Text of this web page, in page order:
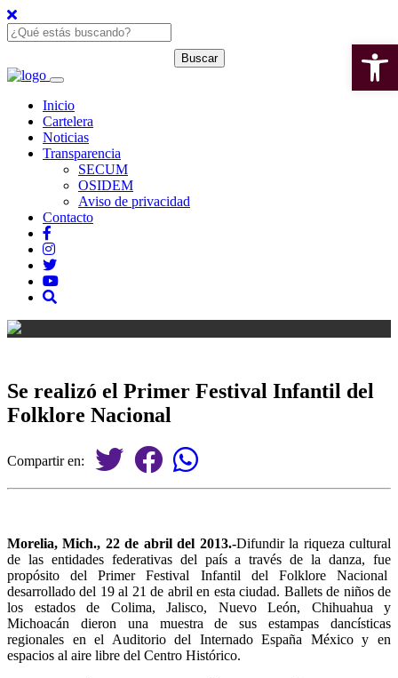
Inicio
Cartelera
Noticias
Transparencia
SECUM
OSIDEM
Aviso de privacidad
Contacto
Se realizó el Primer Festival Infantil del
Folklore Nacional
Compartir en:
Morelia, Mich., 22 de abril del 2013.-Difundir la riqueza cultural
de las entidades federativas del país a través de la danza, fue
propósito del Primer Festival Infantil del Folklore Nacional
desarrollado del 19 al 21 de abril en esta ciudad. Ballets de niños de
los estados de Colima, Jalisco, Nuevo León, Chihuahua y
Michoacán dieron una muestra de sus estampas dancísticas
regionales en el Auditorio del Internado España México y en
espacios al aire libre del Centro Histórico.